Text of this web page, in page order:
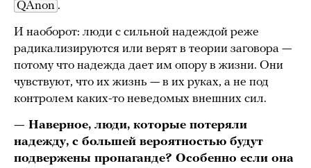
QAnon .
И наоборот: люди с сильной надеждой реже
радикализируются или верят в теории заговора —
потому что надежда дает им опору в жизни. Они
чувствуют, что их жизнь — в их руках, а не под
контролем каких-то неведомых внешних сил.
— Наверное, люди, которые потеряли
надежду, с большей вероятностью будут
подвержены пропаганде? Особенно если она